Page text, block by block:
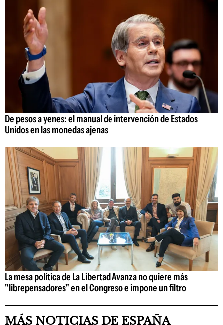
De pesos a yenes: el manual de intervención de Estados
Unidos en las monedas ajenas
La mesa política de La Libertad Avanza no quiere más
"librepensadores" en el Congreso e impone un filtro
MÁS NOTICIAS DE ESPAÑA